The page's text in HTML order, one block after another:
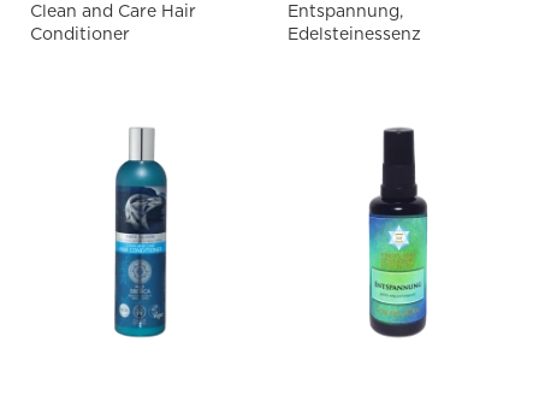
Clean and Care Hair
Conditioner
Entspannung,
Edelsteinessenz